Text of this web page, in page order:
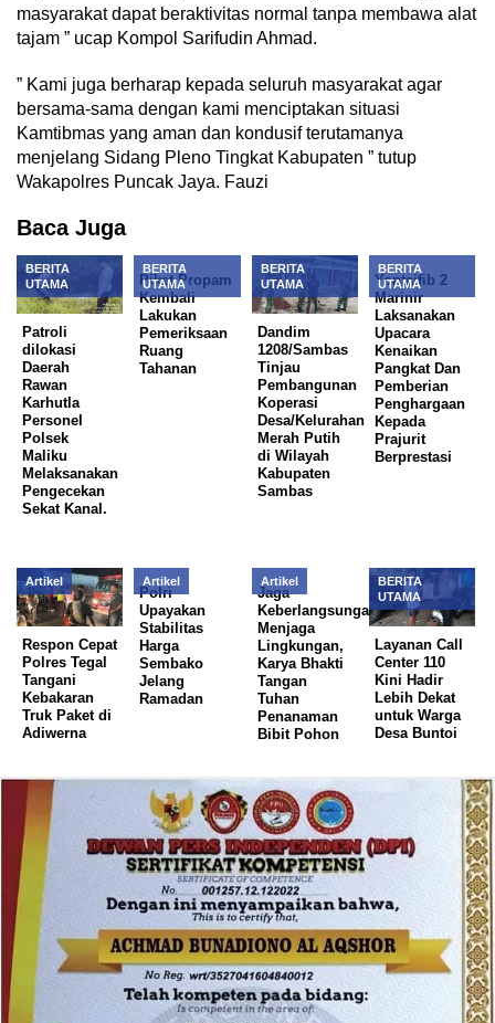
masyarakat dapat beraktivitas normal tanpa membawa alat
tajam ” ucap Kompol Sarifudin Ahmad.
” Kami juga berharap kepada seluruh masyarakat agar
bersama-sama dengan kami menciptakan situasi
Kamtibmas yang aman dan kondusif terutamanya
menjelang Sidang Pleno Tingkat Kabupaten ” tutup
Wakapolres Puncak Jaya. Fauzi
Baca Juga
BERITA
UTAMA
Patroli
dilokasi
Daerah
Rawan
Karhutla
Personel
Polsek
Maliku
Melaksanakan
Pengecekan
Sekat Kanal.
BERITA
UTAMA
Piket Propam
Kembali
Lakukan
Pemeriksaan
Ruang
Tahanan
BERITA
UTAMA
Dandim
1208/Sambas
Tinjau
Pembangunan
Koperasi
Desa/Kelurahan
Merah Putih
di Wilayah
Kabupaten
Sambas
BERITA
UTAMA
Yontaifib 2
Marinir
Laksanakan
Upacara
Kenaikan
Pangkat Dan
Pemberian
Penghargaan
Kepada
Prajurit
Berprestasi
Artikel
Respon Cepat
Polres Tegal
Tangani
Kebakaran
Truk Paket di
Adiwerna
Artikel
Polri
Upayakan
Stabilitas
Harga
Sembako
Jelang
Ramadan
Artikel
Jaga
Keberlangsungan
Menjaga
Lingkungan,
Karya Bhakti
Tangan
Tuhan
Penanaman
Bibit Pohon
BERITA
UTAMA
Layanan Call
Center 110
Kini Hadir
Lebih Dekat
untuk Warga
Desa Buntoi